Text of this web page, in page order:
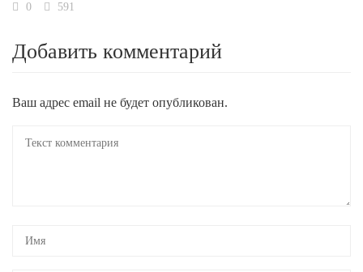
0 591
Добавить комментарий
Ваш адрес email не будет опубликован.